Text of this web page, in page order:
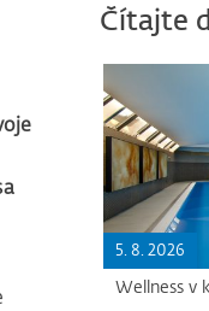
Čítajte
5. 8. 2026
Wellness v